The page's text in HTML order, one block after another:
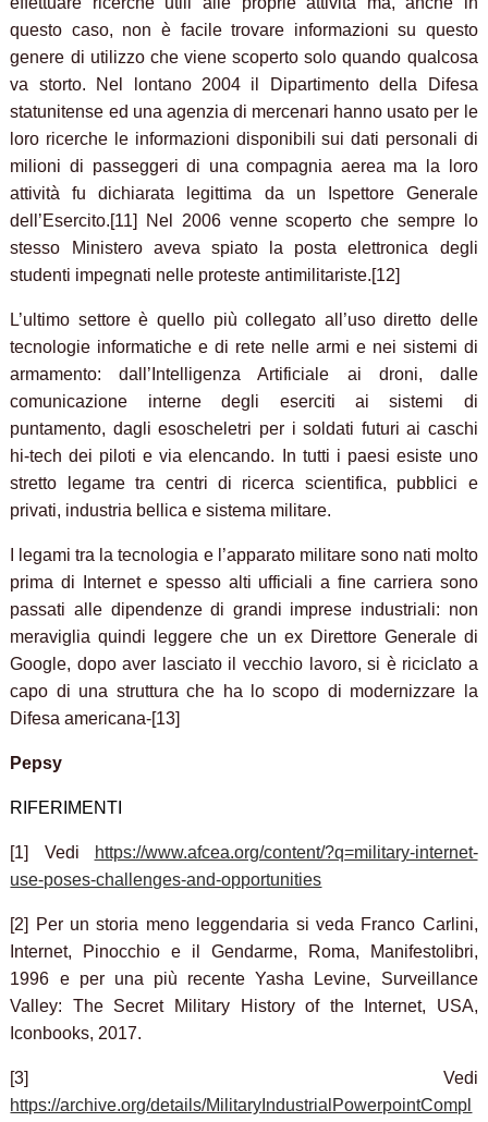
questo caso, non è facile trovare informazioni su questo
genere di utilizzo che viene scoperto solo quando qualcosa
va storto. Nel lontano 2004 il Dipartimento della Difesa
statunitense ed una agenzia di mercenari hanno usato per le
loro ricerche le informazioni disponibili sui dati personali di
milioni di passeggeri di una compagnia aerea ma la loro
attività fu dichiarata legittima da un Ispettore Generale
dell’Esercito.[11] Nel 2006 venne scoperto che sempre lo
stesso Ministero aveva spiato la posta elettronica degli
studenti impegnati nelle proteste antimilitariste.[12]
L’ultimo settore è quello più collegato all’uso diretto delle
tecnologie informatiche e di rete nelle armi e nei sistemi di
armamento: dall’Intelligenza Artificiale ai droni, dalle
comunicazione interne degli eserciti ai sistemi di
puntamento, dagli esoscheletri per i soldati futuri ai caschi
hi-tech dei piloti e via elencando. In tutti i paesi esiste uno
stretto legame tra centri di ricerca scientifica, pubblici e
privati, industria bellica e sistema militare.
I legami tra la tecnologia e l’apparato militare sono nati molto
prima di Internet e spesso alti ufficiali a fine carriera sono
passati alle dipendenze di grandi imprese industriali: non
meraviglia quindi leggere che un ex Direttore Generale di
Google, dopo aver lasciato il vecchio lavoro, si è riciclato a
capo di una struttura che ha lo scopo di modernizzare la
Difesa americana-[13]
Pepsy
RIFERIMENTI
[1] Vedi
https://www.afcea.org/content/?q=military-internet-
use-poses-challenges-and-opportunities
[2] Per un storia meno leggendaria si veda Franco Carlini,
Internet, Pinocchio e il Gendarme, Roma, Manifestolibri,
1996 e per una più recente Yasha Levine, Surveillance
Valley: The Secret Military History of the Internet, USA,
Iconbooks, 2017.
[3] Vedi
https://archive.org/details/MilitaryIndustrialPowerpointCompl